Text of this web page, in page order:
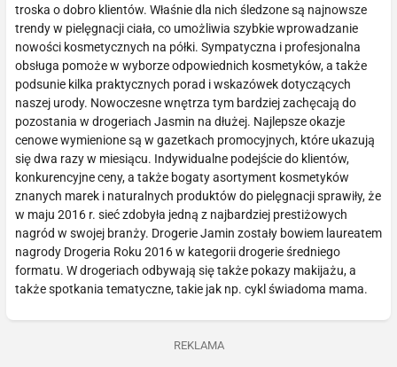
troska o dobro klientów. Właśnie dla nich śledzone są najnowsze
trendy w pielęgnacji ciała, co umożliwia szybkie wprowadzanie
nowości kosmetycznych na półki. Sympatyczna i profesjonalna
obsługa pomoże w wyborze odpowiednich kosmetyków, a także
podsunie kilka praktycznych porad i wskazówek dotyczących
naszej urody. Nowoczesne wnętrza tym bardziej zachęcają do
pozostania w drogeriach Jasmin na dłużej. Najlepsze okazje
cenowe wymienione są w gazetkach promocyjnych, które ukazują
się dwa razy w miesiącu. Indywidualne podejście do klientów,
konkurencyjne ceny, a także bogaty asortyment kosmetyków
znanych marek i naturalnych produktów do pielęgnacji sprawiły, że
w maju 2016 r. sieć zdobyła jedną z najbardziej prestiżowych
nagród w swojej branży. Drogerie Jamin zostały bowiem laureatem
nagrody Drogeria Roku 2016 w kategorii drogerie średniego
formatu. W drogeriach odbywają się także pokazy makijażu, a
także spotkania tematyczne, takie jak np. cykl świadoma mama.
REKLAMA